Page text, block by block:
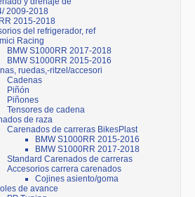
2009-2018
2015-2018
del refrigerador, ref
Racing
BMW S1000RR 2017-2018
BMW S1000RR 2015-2016
ruedas,-ritzel/accesori
Cadenas
Piñón
Piñones
Tensores de cadena
de raza
Carenados de carreras BikesPlast
BMW S1000RR 2015-2016
BMW S1000RR 2017-2018
Standard Carenados de carreras
Accesorios carrera carenados
Cojines asiento/goma
de avance